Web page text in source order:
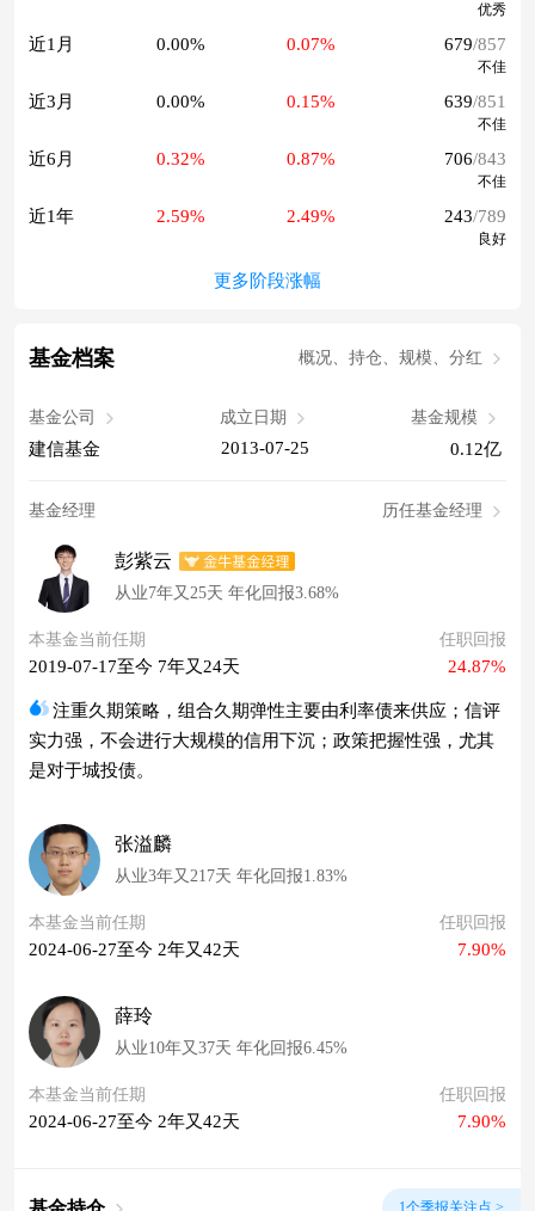
优秀
近1月 0.00% 0.07% 679/857
不佳
近3月 0.00% 0.15% 639/851
不佳
近6月 0.32% 0.87% 706/843
不佳
近1年 2.59% 2.49% 243/789
良好
更多阶段涨幅
基金档案 概况、持仓、规模、分红
基金公司
建信基金
成立日期
2013-07-25
基金规模
0.12亿
基金经理 历任基金经理
彭紫云
从业7年又25天 年化回报3.68%
本基金当前任期
2019-07-17至今 7年又24天
任职回报
24.87%
注重久期策略，组合久期弹性主要由利率债来供应；信评
实力强，不会进行大规模的信用下沉；政策把握性强，尤其
是对于城投债。
张溢麟
从业3年又217天 年化回报1.83%
本基金当前任期
2024-06-27至今 2年又42天
任职回报
7.90%
薛玲
从业10年又37天 年化回报6.45%
本基金当前任期
2024-06-27至今 2年又42天
任职回报
7.90%